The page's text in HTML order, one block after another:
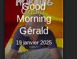
Good
Morning
Gérald
19 janvier 2025